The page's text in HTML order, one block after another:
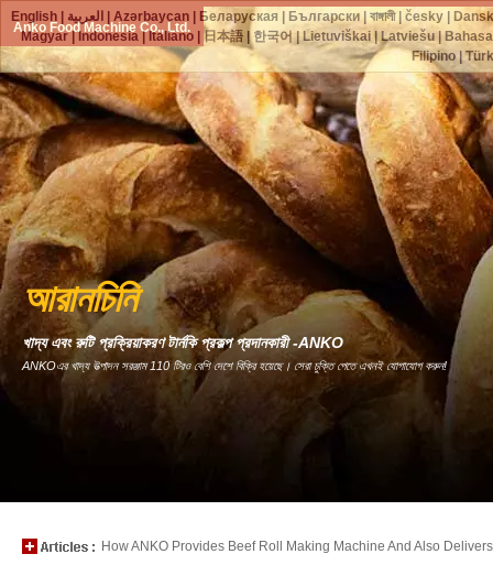
Anko Food Machine Co., Ltd.
আরানচিনি
খাদ্য এবং রুটি প্রক্রিয়াকরণ টার্নকি প্রকল্প প্রদানকারী -ANKO
ANKOএর খাদ্য উত্পাদন সরঞ্জাম 110 টিরও বেশি দেশে বিক্রি হয়েছে। সেরা চুক্তি পেতে এখনই যোগাযোগ করুন!
How ANKO Provides Beef Roll Making Machine And Also
English العربية |Azərbaycan Беларуская Български |বাঙ্গালী|česky
Magyar|Indonesia| Italiano| 日本語|한국어|Lietuviškai|Latviešu|
Filipino|